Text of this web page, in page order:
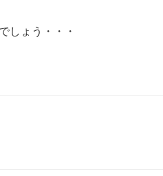
しょう・・・